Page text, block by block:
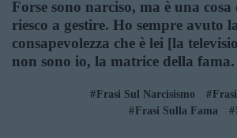
Forse sono narciso, ma è una cosa
riesco a gestire. Ho sempre avuto la
consapevolezza che è lei [la
non sono io, la matrice della fama.
Frasi Sul Narcisismo
Frasi Sulla Fama